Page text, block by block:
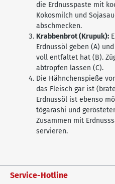
die Erdnusspaste mit
Kokosmilch und
abschmecken.
Krabbenbrot (Krupuk):
Erdnussöl geben (A)
voll entfaltet hat (B).
abtropfen lassen (C).
Die Hähnchenspieße
das Fleisch gar ist
Erdnussöl ist ebenso
tōgarashi und
Zusammen mit
servieren.
Service-Hotline